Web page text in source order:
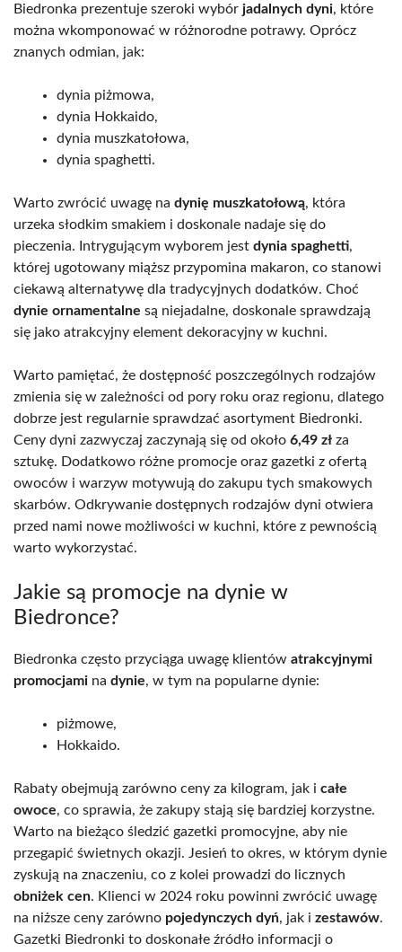
Biedronka prezentuje szeroki wybór jadalnych dyni, które
można wkomponować w różnorodne potrawy. Oprócz
znanych odmian, jak:
dynia piżmowa,
dynia Hokkaido,
dynia muszkatołowa,
dynia spaghetti.
Warto zwrócić uwagę na dynię muszkatołową, która
urzeka słodkim smakiem i doskonale nadaje się do
pieczenia. Intrygującym wyborem jest dynia spaghetti,
której ugotowany miąższ przypomina makaron, co stanowi
ciekawą alternatywę dla tradycyjnych dodatków. Choć
dynie ornamentalne są niejadalne, doskonale sprawdzają
się jako atrakcyjny element dekoracyjny w kuchni.
Warto pamiętać, że dostępność poszczególnych rodzajów
zmienia się w zależności od pory roku oraz regionu, dlatego
dobrze jest regularnie sprawdzać asortyment Biedronki.
Ceny dyni zazwyczaj zaczynają się od około 6,49 zł za
sztukę. Dodatkowo różne promocje oraz gazetki z ofertą
owoców i warzyw motywują do zakupu tych smakowych
skarbów. Odkrywanie dostępnych rodzajów dyni otwiera
przed nami nowe możliwości w kuchni, które z pewnością
warto wykorzystać.
Jakie są promocje na dynie w
Biedronce?
Biedronka często przyciąga uwagę klientów atrakcyjnymi
promocjami na dynie, w tym na popularne dynie:
piżmowe,
Hokkaido.
Rabaty obejmują zarówno ceny za kilogram, jak i całe
owoce, co sprawia, że zakupy stają się bardziej korzystne.
Warto na bieżąco śledzić gazetki promocyjne, aby nie
przegapić świetnych okazji. Jesień to okres, w którym dynie
zyskują na znaczeniu, co z kolei prowadzi do licznych
obniżek cen. Klienci w 2024 roku powinni zwrócić uwagę
na niższe ceny zarówno pojedynczych dyń, jak i zestawów.
Gazetki Biedronki to doskonałe źródło informacji o